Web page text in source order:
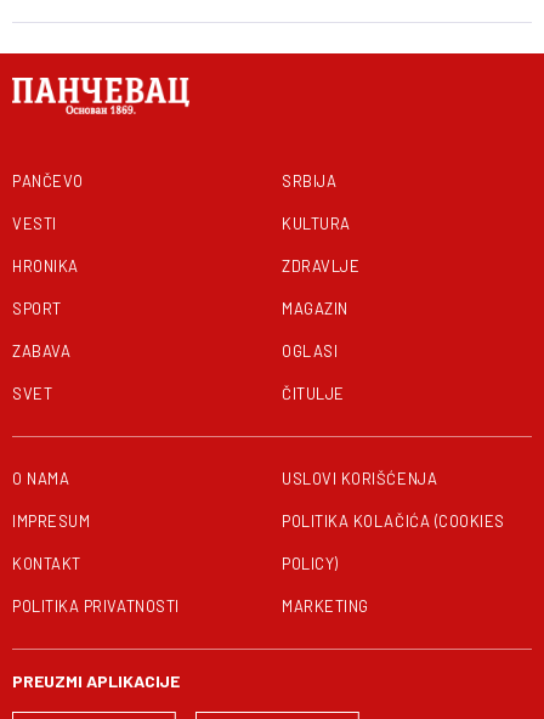
PANČEVO
VESTI
HRONIKA
SPORT
ZABAVA
SVET
SRBIJA
KULTURA
ZDRAVLJE
MAGAZIN
OGLASI
ČITULJE
O NAMA
IMPRESUM
KONTAKT
POLITIKA PRIVATNOSTI
USLOVI KORIŠĆENJA
POLITIKA KOLAČIĆA (COOKIES
POLICY)
MARKETING
PREUZMI APLIKACIJE